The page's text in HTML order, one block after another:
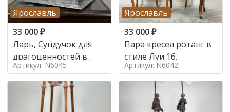
Ярославль
33 000₽
Ларь, Сундучок для
драгоценностей в
стиле
Артикул: N6045
Ярославль
33 000₽
Пара кресел ротанг в
стиле Луи 16,
Артикул: N6042